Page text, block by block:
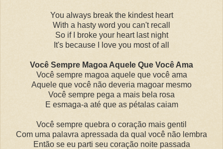
You always break the kindest heart
With a hasty word you can't recall
So if I broke your heart last night
It's because I love you most of all
Você Sempre Magoa Aquele Que Você Ama
Você sempre magoa aquele que você ama
Aquele que você não deveria magoar mesmo
Você sempre pega a mais bela rosa
E esmaga-a até que as pétalas caiam
Você sempre quebra o coração mais gentil
Com uma palavra apressada da qual você não lembra
Então se eu parti seu coração noite passada